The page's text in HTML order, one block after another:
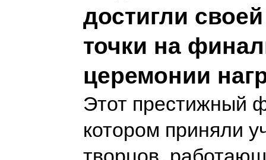
достигли
точки на
церемонии
Этот престижный
котором приняли